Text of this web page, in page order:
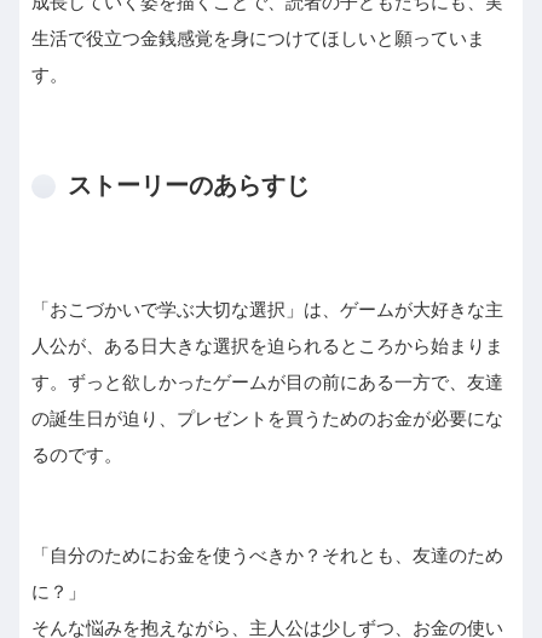
生活で役立つ金銭感覚を身につけてほしいと願っていま
す。
ストーリーのあらすじ
「おこづかいで学ぶ大切な選択」は、ゲームが大好きな主
人公が、ある日大きな選択を迫られるところから始まりま
す。ずっと欲しかったゲームが目の前にある一方で、友達
の誕生日が迫り、プレゼントを買うためのお金が必要にな
るのです。
「自分のためにお金を使うべきか？それとも、友達のため
に？」
そんな悩みを抱えながら、主人公は少しずつ、お金の使い